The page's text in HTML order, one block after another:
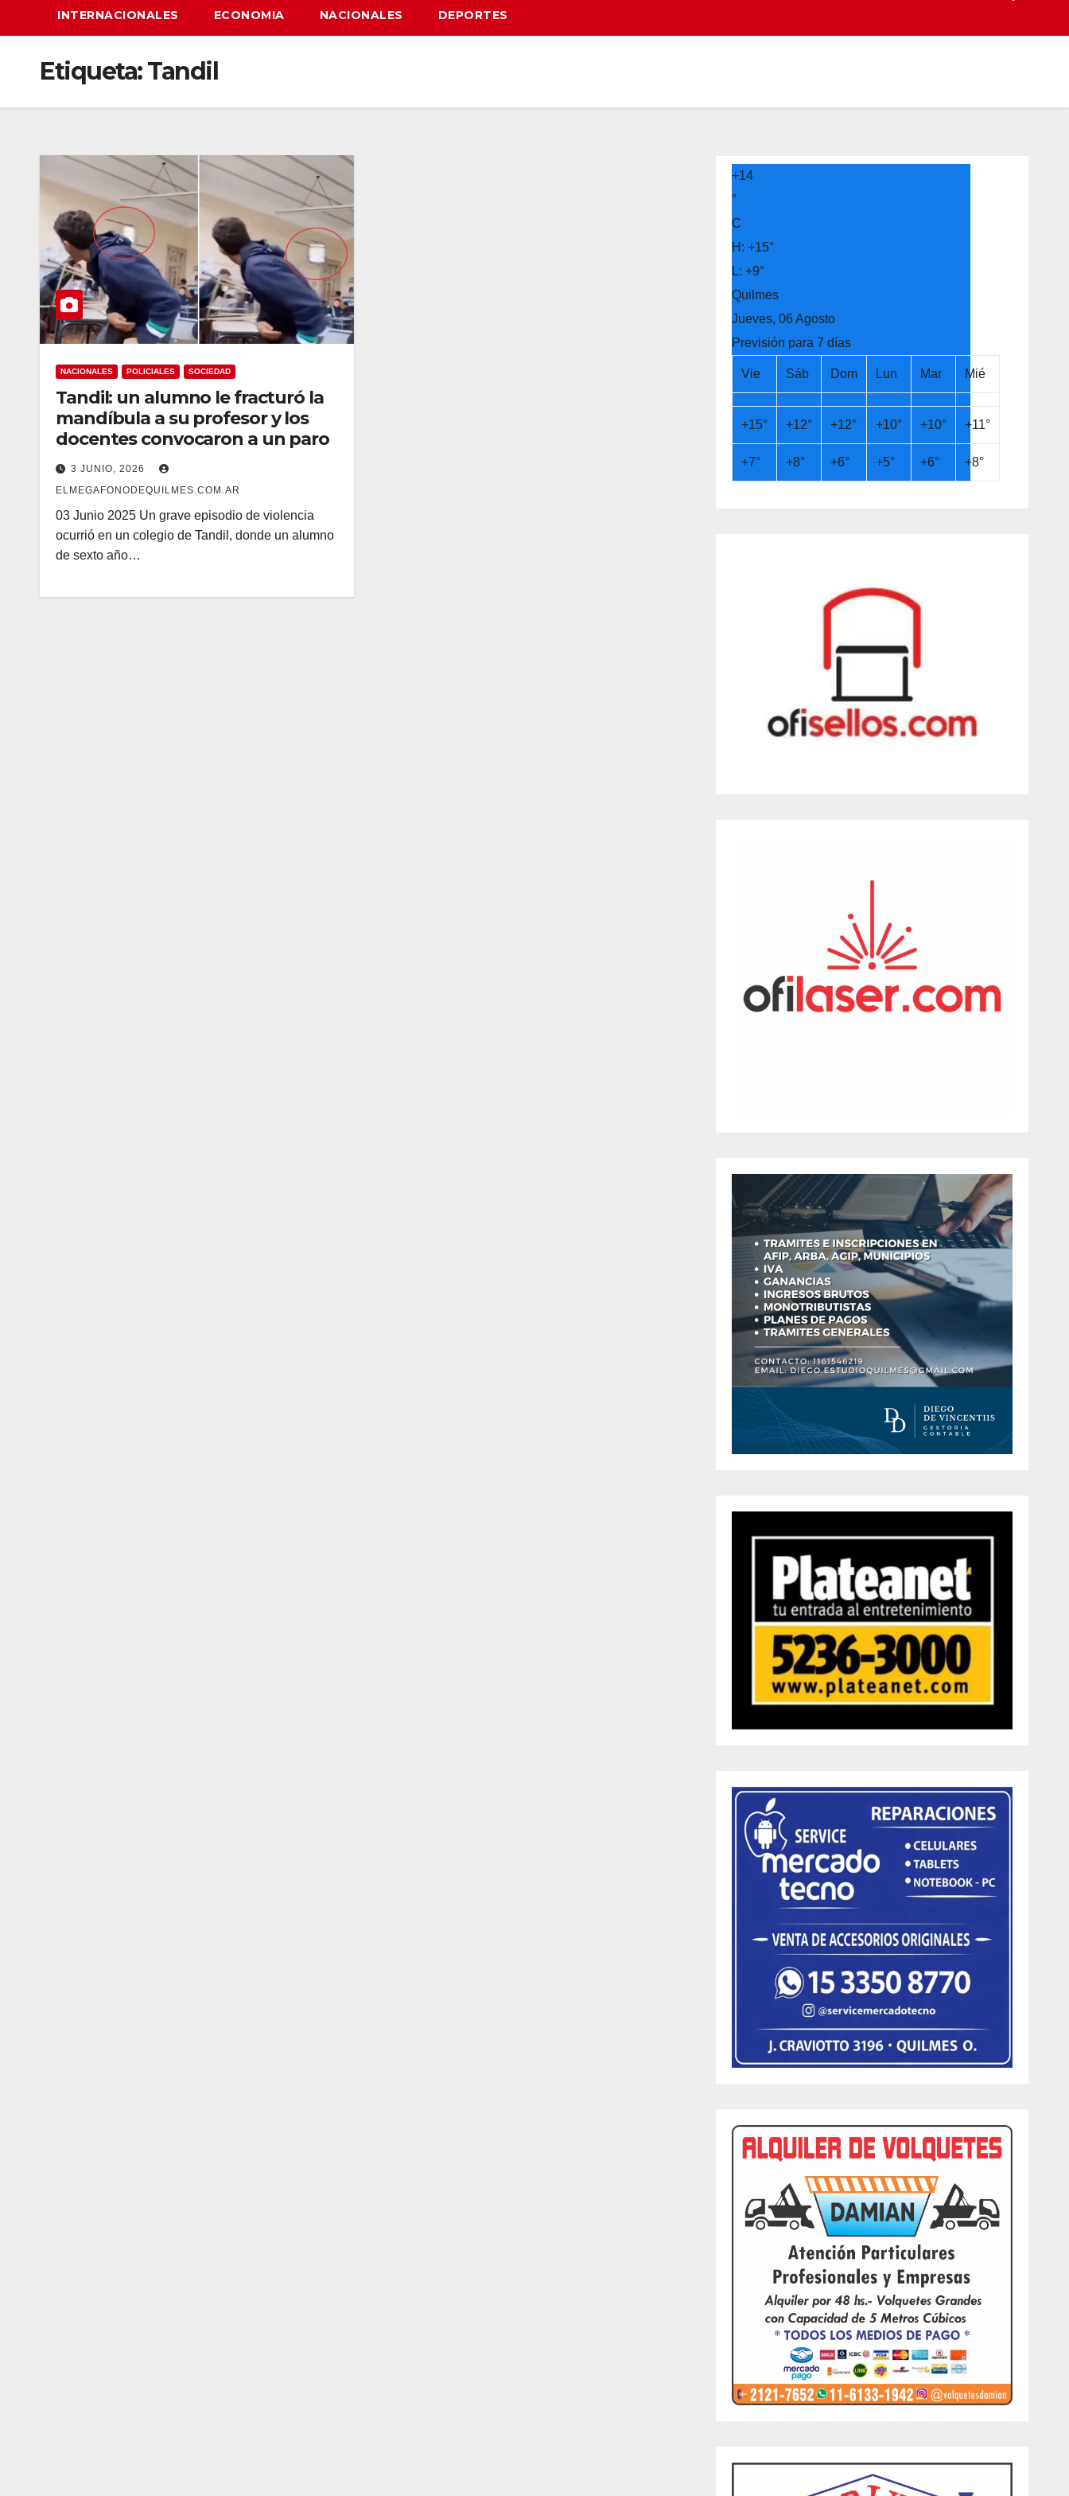
INTERNACIONALES ECONOMIA NACIONALES DEPORTES
Etiqueta:Tandil
NACIONALES POLICIALES SOCIEDAD
Tandil: un alumno le fracturó la
mandíbula a su profesor y los
docentes convocaron a un paro
3 JUNIO, 2026
ELMEGAFONODEQUILMES.COM.AR
03 Junio 2025 Un grave episodio de violencia
ocurrió en un colegio de Tandil, donde un alumno
de sexto año…
+14
°
C
H:+15°
L:+9°
Quilmes
Jueves, 06 Agosto
Previsión para 7 días
Vie Sáb Dom Lun Mar Mié
+15° +12° +12° +10° +10° +11°
+7° +8° +6° +5° +6° +8°